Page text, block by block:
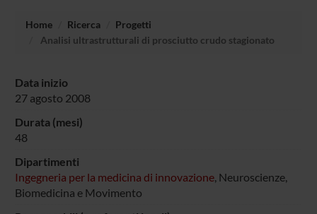
Home Ricerca
Progetti
Analisi ultrastrutturali di prosciutto crudo stagionato
Data inizio
27 agosto 2008
Durata (mesi)
48
Dipartimenti
Ingegneria per la medicina di innovazione, Neuroscienze,
Biomedicina e Movimento